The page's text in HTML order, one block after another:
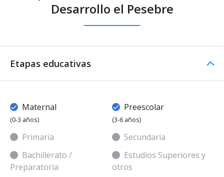
Desarrollo el Pesebre
Etapas educativas
Maternal
(0-3 años)
Preescolar
(3-6 años)
Primaria
Secundaria
Bachillerato /
Preparatoria
Estudios Superiores y
otros